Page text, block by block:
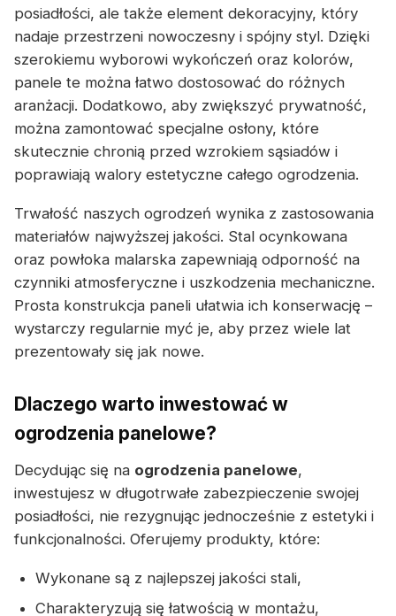
posiadłości, ale także element dekoracyjny, który
nadaje przestrzeni nowoczesny i spójny styl. Dzięki
szerokiemu wyborowi wykończeń oraz kolorów,
panele te można łatwo dostosować do różnych
aranżacji. Dodatkowo, aby zwiększyć prywatność,
można zamontować specjalne osłony, które
skutecznie chronią przed wzrokiem sąsiadów i
poprawiają walory estetyczne całego ogrodzenia.
Trwałość naszych ogrodzeń wynika z zastosowania
materiałów najwyższej jakości. Stal ocynkowana
oraz powłoka malarska zapewniają odporność na
czynniki atmosferyczne i uszkodzenia mechaniczne.
Prosta konstrukcja paneli ułatwia ich konserwację –
wystarczy regularnie myć je, aby przez wiele lat
prezentowały się jak nowe.
Dlaczego warto inwestować w
ogrodzenia panelowe?
Decydując się na ogrodzenia panelowe,
inwestujesz w długotrwałe zabezpieczenie swojej
posiadłości, nie rezygnując jednocześnie z estetyki i
funkcjonalności. Oferujemy produkty, które:
Wykonane są z najlepszej jakości stali,
Charakteryzują się łatwością w montażu,